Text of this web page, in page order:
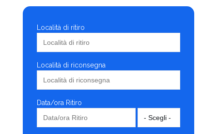
Località di ritiro
Località di riconsegna
Data/ora Ritiro